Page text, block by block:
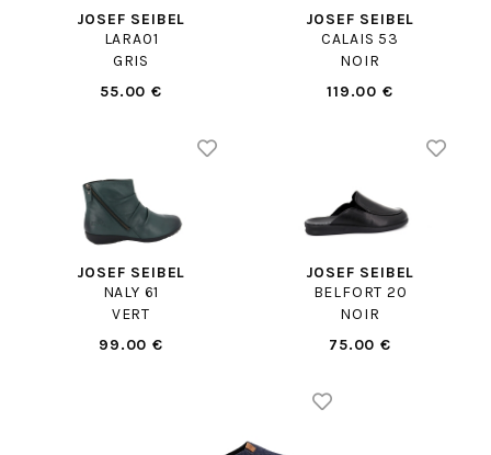
JOSEF SEIBEL
LARA01
GRIS
55.00 €
JOSEF SEIBEL
CALAIS 53
NOIR
119.00 €
JOSEF SEIBEL
NALY 61
VERT
99.00 €
JOSEF SEIBEL
BELFORT 20
NOIR
75.00 €